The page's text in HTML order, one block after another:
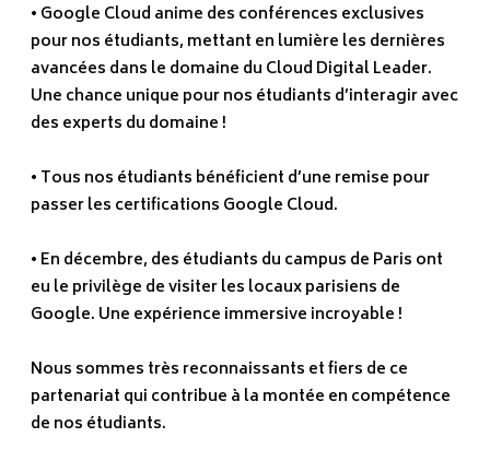
• Google Cloud anime des conférences exclusives
pour nos étudiants, mettant en lumière les dernières
avancées dans le domaine du Cloud Digital Leader.
Une chance unique pour nos étudiants d’interagir avec
des experts du domaine !
• Tous nos étudiants bénéficient d’une remise pour
passer les certifications Google Cloud.
• En décembre, des étudiants du campus de Paris ont
eu le privilège de visiter les locaux parisiens de
Google. Une expérience immersive incroyable !
Nous sommes très reconnaissants et fiers de ce
partenariat qui contribue à la montée en compétence
de nos étudiants.